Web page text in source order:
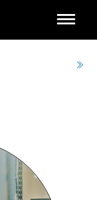
Toggle